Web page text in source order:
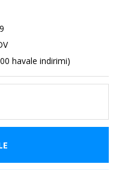
havale indirimi)